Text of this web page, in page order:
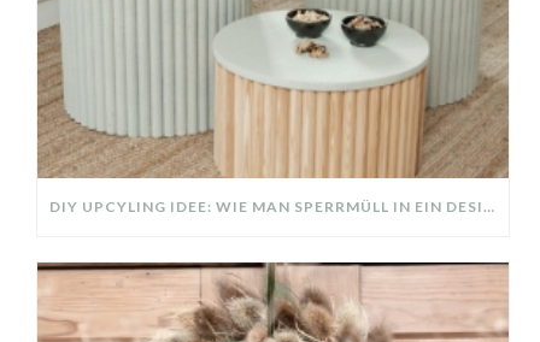
DIY UPCYLING IDEE: WIE MAN SPERRMÜLL IN EIN DESIGNER TEIL VERWANDELT